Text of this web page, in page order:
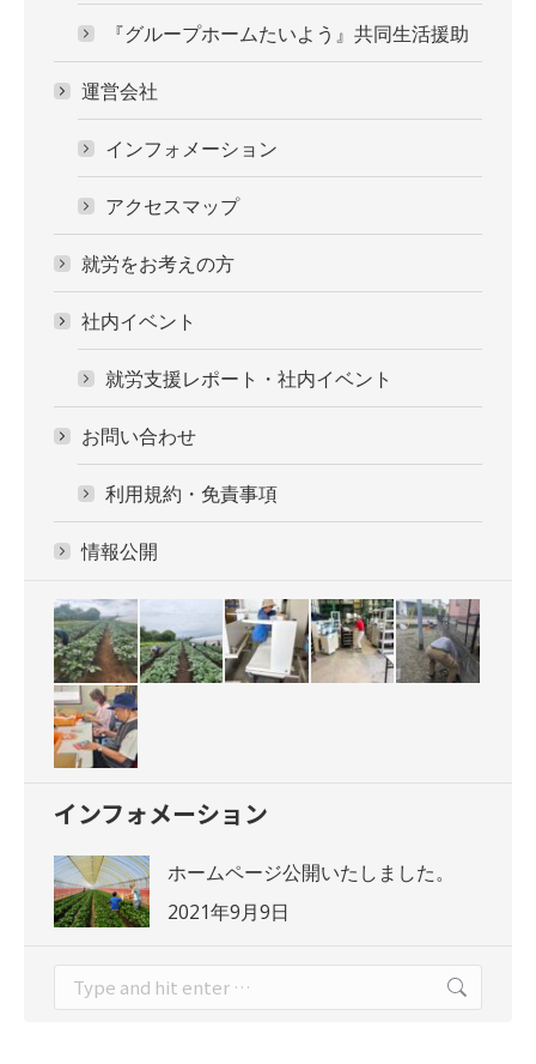
『グループホームたいよう』共同生活援助
運営会社
インフォメーション
アクセスマップ
就労をお考えの方
社内イベント
就労支援レポート・社内イベント
お問い合わせ
利用規約・免責事項
情報公開
インフォメーション
ホームページ公開いたしました。
2021年9月9日
Search: